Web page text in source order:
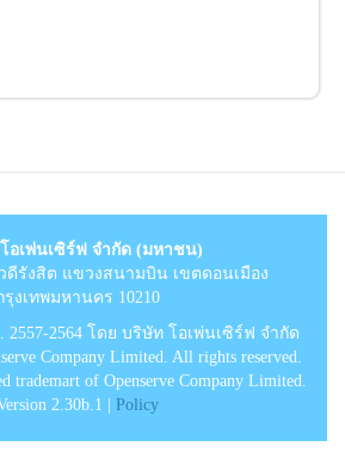
อเพ่นเซิร์ฟ จำกัด (มหาชน)
ดีรังสิต แขวงสนามบิน เขตดอนเมือง
รุงเทพมหานคร 10210
2564 โดย บริษัท โอเพ่นเซิร์ฟ จำกัด
Company Limited. All rights reserved.
trademart of Openserve Company Limited.
2.30b.1 |
Policy